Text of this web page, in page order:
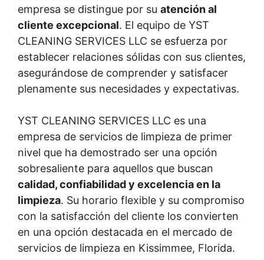
empresa se distingue por su atención al
cliente excepcional. El equipo de YST
CLEANING SERVICES LLC se esfuerza por
establecer relaciones sólidas con sus clientes,
asegurándose de comprender y satisfacer
plenamente sus necesidades y expectativas.
YST CLEANING SERVICES LLC es una
empresa de servicios de limpieza de primer
nivel que ha demostrado ser una opción
sobresaliente para aquellos que buscan
calidad, confiabilidad y excelencia en la
limpieza. Su horario flexible y su compromiso
con la satisfacción del cliente los convierten
en una opción destacada en el mercado de
servicios de limpieza en Kissimmee, Florida.